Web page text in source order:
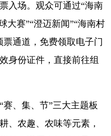
入场。观众可通过“海南
大赛”“澄迈新闻”“海南村
通道，免费领取电子门
身份证件，直接前往组
、集、节”三大主题板
、农趣、农味等元素，